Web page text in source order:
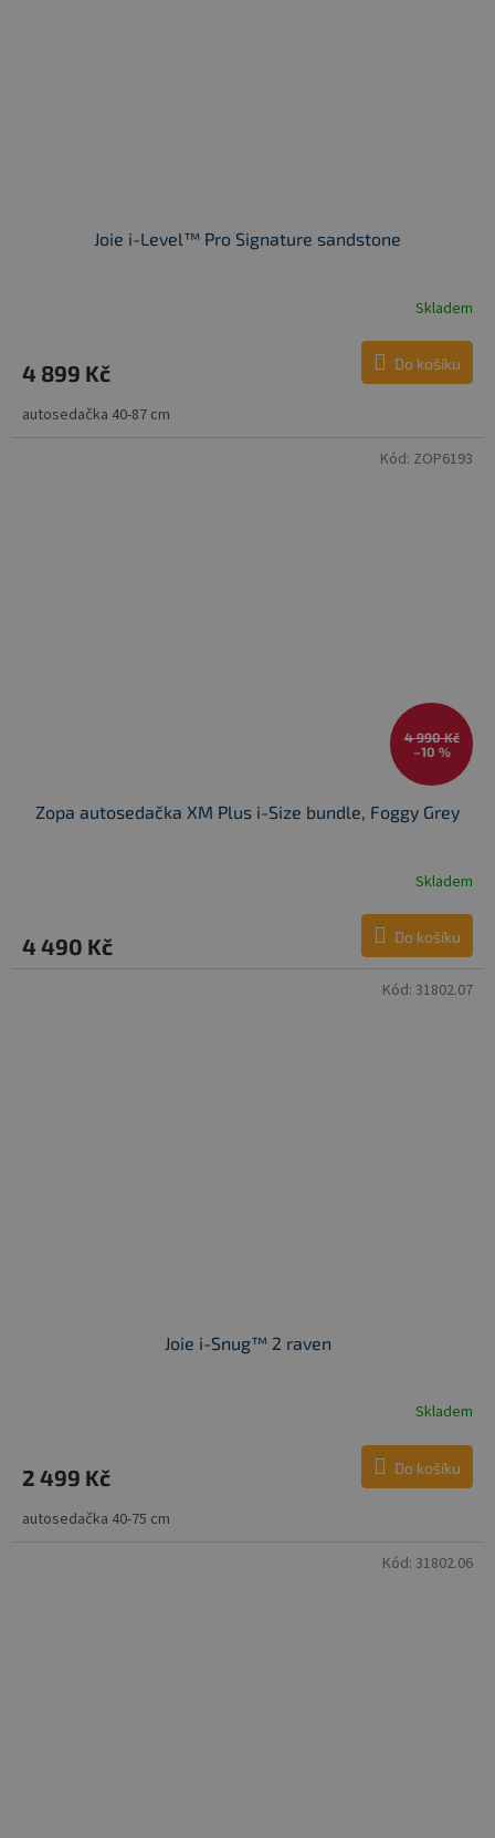
Joie i-Level™ Pro Signature sandstone
Skladem
4 899 Kč Do košíku
autosedačka 40-87 cm
4 990 Kč
–10 %
Zopa autosedačka XM Plus i-Size bundle, Foggy Grey
Skladem
4 490 Kč Do košíku
Kód: ZOP6193
Joie i-Snug™ 2 raven
Skladem
2 499 Kč Do košíku
autosedačka 40-75 cm
Kód: 31802.07
Kód: 31802.06